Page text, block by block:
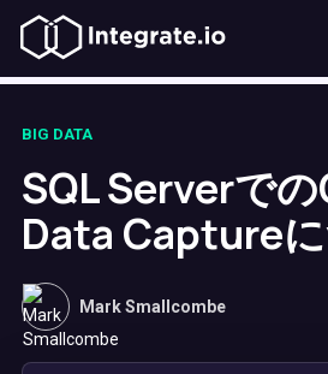
BIG DATA
SQL Serverで
Data Capture
Mark Smallcombe